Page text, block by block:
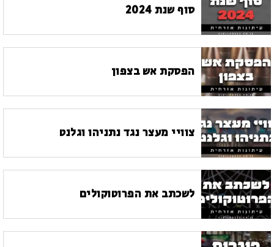
סוף שנת 2024
הפסקת אש בצפון
צוויי מעצר נגד נתניהו וגלנט
לשכתב את הפרוטוקולים